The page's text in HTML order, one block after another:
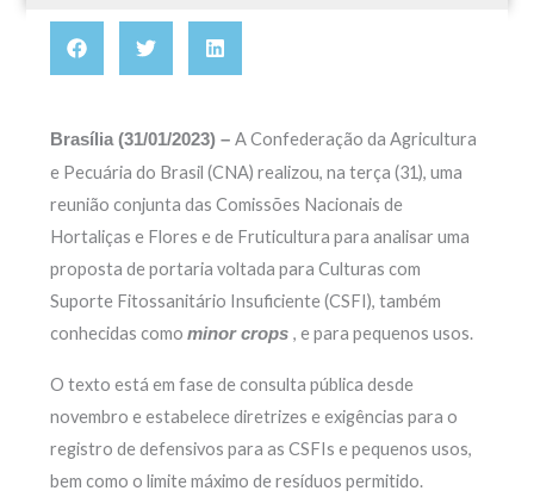
Brasília (31/01/2023) –A Confederação da Agricultura
e Pecuária do Brasil (CNA) realizou, na terça (31), uma
reunião conjunta das Comissões Nacionais de
Hortaliças e Flores e de Fruticultura para analisar uma
proposta de portaria voltada para Culturas com
Suporte Fitossanitário Insuficiente (CSFI), também
conhecidas comominor crops , e para pequenos usos.
O texto está em fase de consulta pública desde
novembro e estabelece diretrizes e exigências para o
registro de defensivos para as CSFIs e pequenos usos,
bem como o limite máximo de resíduos permitido.